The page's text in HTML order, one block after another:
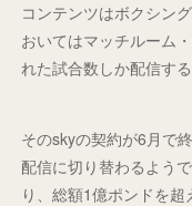
コンテンツはボクシン
おいてはマッチルーム
れた試合数しか配信す
そのskyの契約が6月で
配信に切り替わるよう
り、総額1億ポンドを超